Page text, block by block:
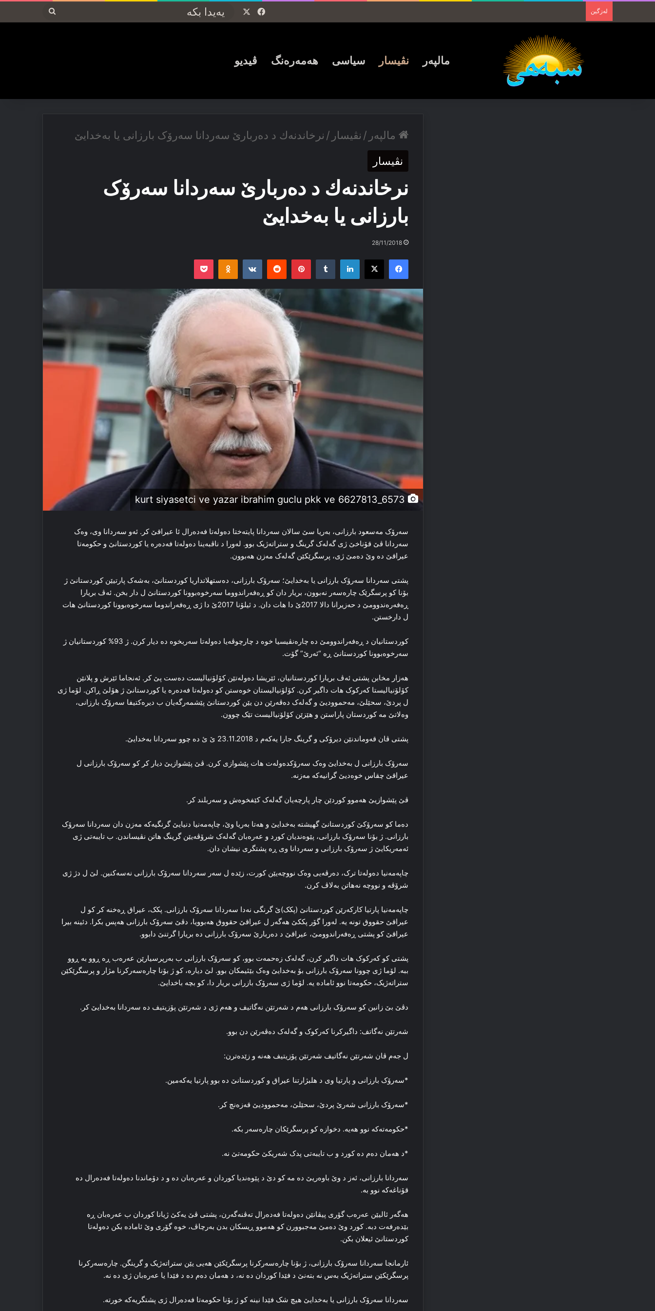
لەزگین Facebook
پەیدا
مالپەر نڤیسار سیاسی ھەمەرەنگ ڤیدیو
مالپەر / نڤیسار / نرخاندنەك د ده‌ربارێ سه‌ردانا سه‌رۆک بارزانی یا به‌خدایێ
نڤیسار
نرخاندنەك د ده‌ربارێ سه‌ردانا سه‌رۆک
بارزانی یا به‌خدایێ
28/11/2018
Facebook
X
LinkedIn
Tumblr
Pinterest
Reddit
VKontakte
Odnoklassniki
Pocket
سه‌رۆک مەسعود بارزانی، به‌ریا سێ سالان سه‌ردانا پایتەختا ده‌وله‌تا فه‌ده‌رال ئا عیراقێ کر. ئه‌و سه‌ردانا وی، وه‌ک
سه‌ردانا ڤێ قۆناخێ ژی گه‌له‌ک گرینگ و ستراته‌ژیک بوو. له‌ورا د ناڤبه‌ینا ده‌وله‌تا فه‌ده‌ره‌ یا کوردستانێ و حكومەتا
عیراقێ ده‌ وێ ده‌مێ ژی، پرسگرێکێن گه‌له‌ک مه‌زن هه‌بوون.
پشتی سه‌ردانا سه‌رۆک بارزانی یا به‌خدایێ؛ سه‌رۆک بارزانی، ده‌ستهلاتداریا کوردستانێ، به‌شه‌ک پارتیێن کوردستانێ ژ
بۆنا کو پرسگرێک چاره‌سه‌ر نه‌بوون، بریار دان کو ڕه‌فه‌راندووما سه‌رخوه‌بوونا کوردستانێ ل دار بخن. ئه‌ڤ بریارا
ڕەفەرەندوومێ د حه‌زیرانا دالا 2017ێ دا ھات دان. د ئیلۆنا 2017ێ دا ژی ڕه‌فه‌راندوما سه‌رخوه‌بوونا کوردستانێ هات
ل دارخستن.
کوردستانیان د ڕه‌فه‌راندوومێ ده‌ چاره‌نڤیسیا خوه‌ د چارچوڤه‌یا ده‌وله‌تا سه‌ربخوه‌ ده‌ دیار کرن. ژ 93% کوردستانیان ژ
سه‌رخوه‌بوونا کوردستانێ ڕه‌ “ئه‌رێ” گۆت.
هه‌زار مخابن پشتی ئه‌ڤ بریارا کوردستانیان، ئێریشا ده‌وله‌تێن کۆلۆنیالیست ده‌ست پێ کر. ئه‌نجاما ئێرش و پلانێن
کۆلۆنیالیستا که‌رکوک هات داگیر کرن. کۆلۆنیالیستان خوه‌ستن کو ده‌وله‌تا فه‌ده‌ره‌ یا کوردستانێ ژ هۆلێ ڕاکن. لۆما ژی
ل پردێ، سحێلێ، مەحموودیێ و گه‌له‌ک ده‌ڤه‌رێن دن یێن کوردستانێ پێشمه‌رگه‌یان ب دیره‌کتیفا سه‌رۆک بارزانی،
وه‌لاتێ مه‌ کوردستان پاراستن و هێزێن کۆلۆنیالیست تێک چوون.
پشتی ڤان قه‌وماندنێن دیرۆکی و گرینگ جارا یه‌که‌م د 23.11.2018 ێ ئ ده‌ چوو سه‌ردانا بەخدایێ.
سه‌رۆک بارزانی ل به‌خدایێ وه‌ک سه‌رۆکده‌وله‌ت هات پێشوازی کرن. ڤێ پێشوازیێ دیار کر کو سه‌رۆک بارزانی ل
عیراقێ چقاس خوه‌دیێ گرانیه‌که‌ مه‌زنه‌.
ڤێ پێشوازیێ هه‌موو کوردێن چار پارچه‌یان گه‌له‌ک کێفخوه‌ش و سه‌ربلند کر.
ده‌ما کو سه‌رۆکێ کوردستانێ گهیشته‌ به‌خدایێ و هه‌تا به‌ریا وێ، چاپه‌مه‌نیا دنیایێ گرنگیه‌که‌ مه‌زن دان سه‌ردانا سه‌رۆک
بارزانی. ژ بۆنا سه‌رۆک بارزانی، پێوه‌ندیان کورد و عه‌ره‌بان گه‌له‌ک شرۆڤه‌یێن گرینگ هاتن نڤیساندن. ب تایبه‌تی ژی
ئه‌مه‌ریکایێ ژ سه‌رۆک بارزانی و سه‌ردانا وی ڕه‌ پشتگری نیشان دان.
چاپه‌مه‌نیا ده‌وله‌تا ترک، ده‌رڤه‌یی وه‌ک نووچه‌یێن کورت، زێده‌ ل سه‌ر سه‌ردانا سه‌رۆک بارزانی نه‌سه‌کنین. لێ ل دژ ژی
شرۆڤه‌ و نووچه‌ نه‌هاتن به‌لاڤ کرن.
چاپه‌مه‌نیا پارتیا كاركەرێن كوردستانێ (پکک)ێ گرنگی نه‌دا سه‌ردانا سه‌رۆک بارزانی. پکک، عیراق ڕه‌خنه‌ کر کو ل
عیراقێ حقووق تونه‌ یه‌. له‌ورا گۆر پککێ هه‌گه‌ر ل عیراقێ حقووق هه‌بوویا، دڤێ سه‌رۆک بارزانی هه‌پس بکرا. دئینە بیرا
عیراقێ کو پشتی ڕه‌فه‌راندوومێ، عیراقێ د ده‌ربارێ سه‌رۆک بارزانی ده‌ بریارا گرتنێ دابوو‌.
پشتی کو که‌رکوک هات داگیر کرن، گه‌له‌ک زه‌حمه‌ت بوو، کو سه‌رۆک بارزانی ب به‌رپرسیارێن عه‌ره‌ب ڕه‌ ڕوو به‌ ڕوو
ببه‌. لۆما ژی چوونا سه‌رۆک بارزانی بۆ بەخدایێ وه‌ک بێئیمکان بوو. لێ دیاره‌، کو ژ بۆنا چاره‌سه‌رکرنا مژار و پرسگرێکێن
ستراته‌ژیک، حكومەتا نوو ئاماده‌ یه‌. لۆما ژی سه‌رۆک بازرانی بریار دا، کو بچه‌ باخدایێ.
دڤێ بێ زانین کو سه‌رۆک بارزانی هەم د شه‌رتێن نه‌گاتیف و هەم ژی د شه‌رتێن پۆزیتیف ده‌ سه‌ردانا به‌خدایێ کر.
شه‌رتێن نه‌گاتف: داگیركرنا که‌رکوک و گه‌له‌ک ده‌ڤه‌رێن دن بوو.
ل جه‌م ڤان شه‌رتێن نه‌گاتیف شه‌رتێن پۆزیتیف هه‌نه‌ و زێده‌ترن:
*سه‌رۆک بارزانی و پارتیا وی د هلبژارتنا عیراق و کوردستانێ ده‌ بوو پارتیا یه‌که‌مین.
*سه‌رۆک بارزانی شه‌رێ پردێ، سحێلێ، مەحموودیێ قه‌زه‌نچ کر.
*حكومەته‌که‌ نوو هه‌یه‌. دخوازه‌ کو پرسگرێکان چاره‌سه‌ر بکه‌.
*د هه‌مان ده‌م ده‌ کورد و ب تایبه‌تی پدک شه‌ریکێ حكومەتێ نه‌.
سه‌ردانا بارزانی، ئه‌ز د وێ باوه‌ریێ ده‌ مە کو دێ د پێوه‌ندیا کوردان و عه‌ره‌بان ده‌ و د دۆماندنا ده‌وله‌تا فه‌ده‌رال ده‌
قۆناغه‌که‌ نوو به‌.
هه‌گه‌ر ئالیێن عه‌ره‌ب گۆری پیڤانێن ده‌وله‌تا فه‌ده‌رال ته‌ڤنه‌گه‌رن، پشتی ڤێ یه‌کێ ژیانا کوردان ب عه‌ره‌بان ڕه‌
بێده‌رفه‌ت دبه‌. کورد وێ ده‌مێ مه‌جبوورن کو هه‌موو ڕیسکان بدن به‌رچاڤ، خوه‌ گۆری وێ ئاماده‌ بکن ده‌وله‌تا
کوردستانێ ئیعلان بکن.
ئارمانجا سه‌ردانا سه‌رۆک بارزانی، ژ بۆنا چاره‌سه‌رکرنا پرسگرێکێن هه‌یی یێن ستراته‌ژیک و گرینگن. چاره‌سه‌رکرنا
پرسگرێکێن ستراته‌ژیک به‌س نه‌ بتەنێ د فێدا کوردان ده‌ نه‌، د هه‌مان ده‌م ده‌ د فێدا یا عه‌ره‌بان ژی ده‌ نه‌.
سه‌ردانا سه‌رۆک بارزانی یا به‌خدایێ هیچ شک فێدا نینه‌ کو ژ بۆنا حكومەتا فه‌ده‌رال ژی پشتگریه‌که‌ خورته‌.